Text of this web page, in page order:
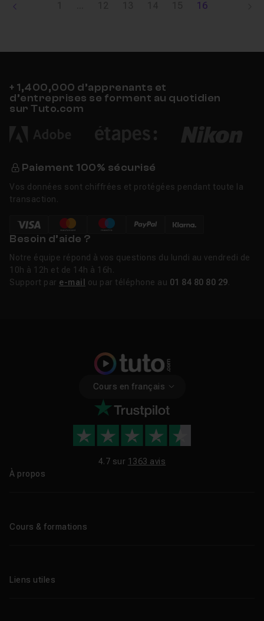
16
+ 1,400,000 d’apprenants et
d’entreprises se forment au quotidien
sur Tuto.com
Paiement 100% sécurisé
Vos données sont chiffrées et protégées pendant toute la
transaction.
Besoin d’aide ?
Notre équipe répond à vos questions du lundi au vendredi de
10h à 12h et de 14h à 16h.
Support par e-mail ou par téléphone au 01 84 80 80 29
Cours en français
4.7 sur 1363 avis
À propos
Cours & formations
Formations certifiantes
Liens utiles